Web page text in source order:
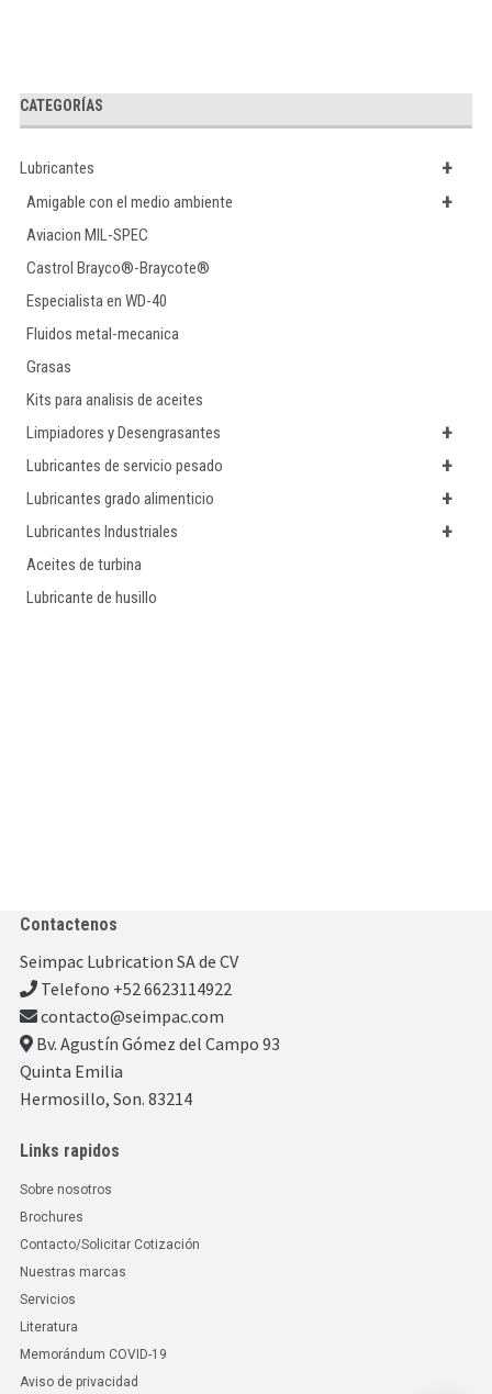
CATEGORÍAS
+
Lubricantes
+
Amigable con el medio ambiente
Aviacion MIL-SPEC
Castrol Brayco®-Braycote®
Especialista en WD-40
Fluidos metal-mecanica
Grasas
Kits para analisis de aceites
+
Limpiadores y Desengrasantes
+
Lubricantes de servicio pesado
+
Lubricantes grado alimenticio
+
Lubricantes Industriales
Aceites de turbina
Lubricante de husillo
Contactenos
Seimpac Lubrication SA de CV
Telefono +52 6623114922
contacto@seimpac.com
Bv. Agustín Gómez del Campo 93
Quinta Emilia
Hermosillo, Son. 83214
Links rapidos
Sobre nosotros
Brochures
Contacto/Solicitar Cotización
Nuestras marcas
Servicios
Literatura
Memorándum COVID-19
Aviso de privacidad